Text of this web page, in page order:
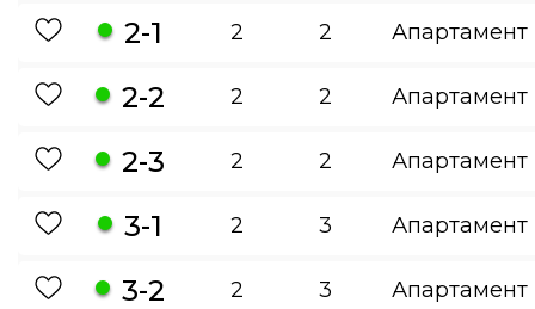
2-1 2 2 Апартамент
2-2 2 2 Апартамент
2-3 2 2 Апартамент
3-1 2 3 Апартамент
3-2 2 3 Апартамент